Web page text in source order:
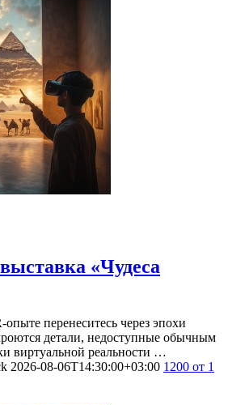
«Чудеса
перенеситесь через эпохи
детали, недоступные обычным
виртуальной реальности …
2026-08-06T14:30:00+03:00 1200 от 1